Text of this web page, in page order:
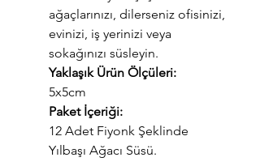
ağaçlarınızı, dilerseniz ofisinizi,
evinizi, iş yerinizi veya
sokağınızı süsleyin.
Yaklaşık Ürün Ölçüleri:
5x5cm
Paket İçeriği:
12 Adet Fiyonk Şeklinde
Yılbaşı Ağacı Süsü.